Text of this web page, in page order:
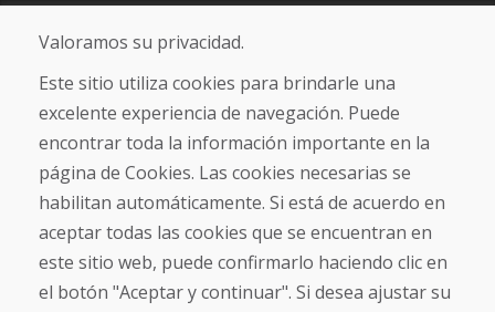
Blog
Sobre nosotros
Comercio
Contacto
Compra
Tienda electrónica
Envío y pago
NORMAS DE RECLAMACIÓN
Devolución y cambio de mercancías
Política de privacidad
Cookies
Valoramos su privacidad.
Este sitio utiliza cookies para brindarle una
excelente experiencia de navegación. Puede
encontrar toda la información importante en la
página de Cookies. Las cookies necesarias se
habilitan automáticamente. Si está de acuerdo en
aceptar todas las cookies que se encuentran en
este sitio web, puede confirmarlo haciendo clic en
el botón "Aceptar y continuar". Si desea ajustar su